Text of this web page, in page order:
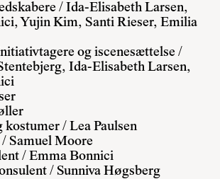
/ Ida-Elisabeth Larsen,
Yujin Kim, Santi Rieser, Emilia
og iscenesættelse /
Ida-Elisabeth Larsen,
/ Lea Paulsen
Samuel Moore
/ Emma Bonnici
/ Sunniva Høgsberg